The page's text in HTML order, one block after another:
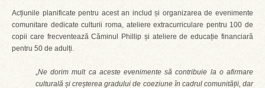
Acțiunile planificate pentru acest an includ și organizarea de evenimente
comunitare dedicate culturii roma, ateliere extracurriculare pentru 100 de
copii care frecventează Căminul Phillip și ateliere de educație financiară
pentru 50 de adulți.
„Ne dorim mult ca aceste evenimente să contribuie la o afirmare
culturală și creșterea gradului de coeziune în cadrul comunității, dar